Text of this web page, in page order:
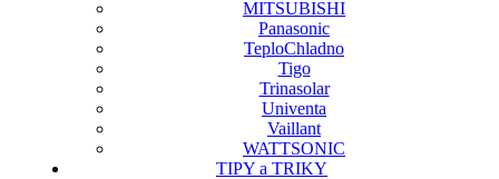
MITSUBISHI
Panasonic
TeploChladno
Tigo
Trinasolar
Univenta
Vaillant
WATTSONIC
TIPY a TRIKY